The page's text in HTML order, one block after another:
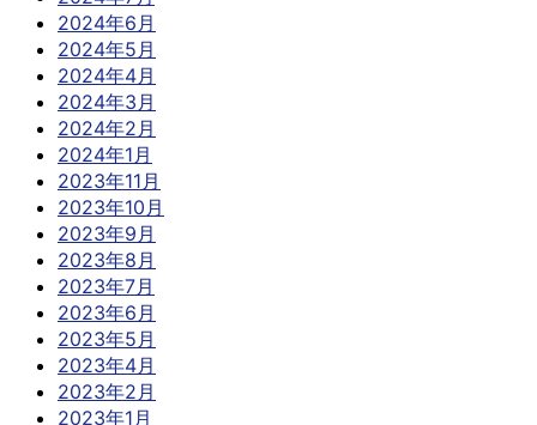
2024年6月
2024年5月
2024年4月
2024年3月
2024年2月
2024年1月
2023年11月
2023年10月
2023年9月
2023年8月
2023年7月
2023年6月
2023年5月
2023年4月
2023年2月
2023年1月